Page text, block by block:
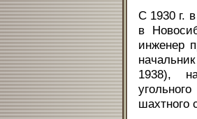
С 1930 г.
в
инженер
1938),
шахтного